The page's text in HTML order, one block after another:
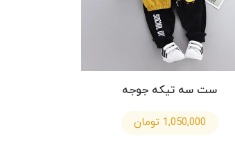
ست سه تيكه جوجه
1,050,000 تومان